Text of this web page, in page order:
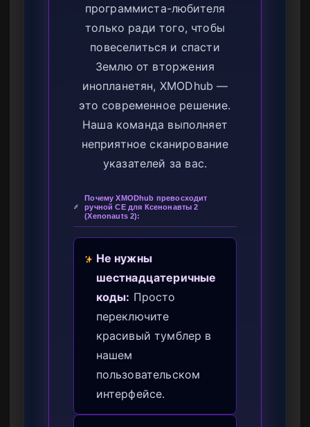
программиста-любителя
только ради того, чтобы
повеселиться и спасти
Землю от вторжения
инопланетян, XMODhub —
это современное решение.
Наша команда выполняет
неприятное сканирование
указателей за вас.
Почему XMODhub превосходит
ручной CE для Ксенонавты 2
(Xenonauts 2):
Не нужны
шестнадцатеричные
коды: Просто
переключите
красивый тумблер в
нашем
пользовательском
интерфейсе.